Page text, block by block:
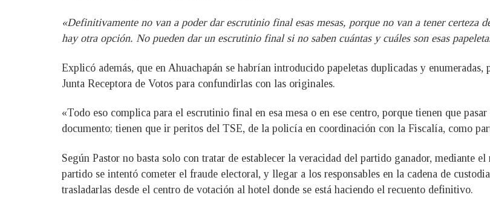
«Definitivamente no van a poder dar escrutinio final esas mesas, porque no van a tener certeza
hay otra opción. No pueden dar un escrutinio final si no saben cuántas y cuáles son esas
Explicó además, que en Ahuachapán se habrían introducido papeletas duplicadas y
Junta Receptora de Votos para confundirlas con las originales.
«Todo eso complica para el escrutinio final en esa mesa o en ese centro, porque tienen que
documento; tienen que ir peritos del TSE, de la policía en coordinación con la Fiscalía, como
Según Pastor no basta solo con tratar de establecer la veracidad del partido ganador, mediante
partido se intentó cometer el fraude electoral, y llegar a los responsables en la cadena de
trasladarlas desde el centro de votación al hotel donde se está haciendo el recuento definitivo.